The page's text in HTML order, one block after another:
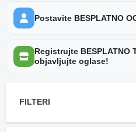
Postavite BESPLATNO
Registrujte BESPLATNO
objavljujte oglase!
FILTERI